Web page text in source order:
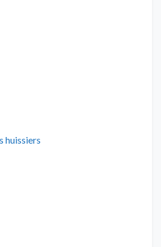
huissiers